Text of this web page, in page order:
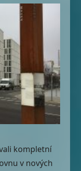
kompletní
v nových